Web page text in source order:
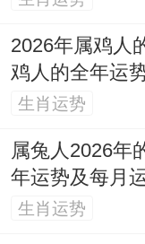
十一月（壬子
子午正冲，水
整或环境变迁
财运起伏大，
2026年属鸡人
鸡人的全年运
生肖运势
属兔人2026年
年运势及每月
生肖运势